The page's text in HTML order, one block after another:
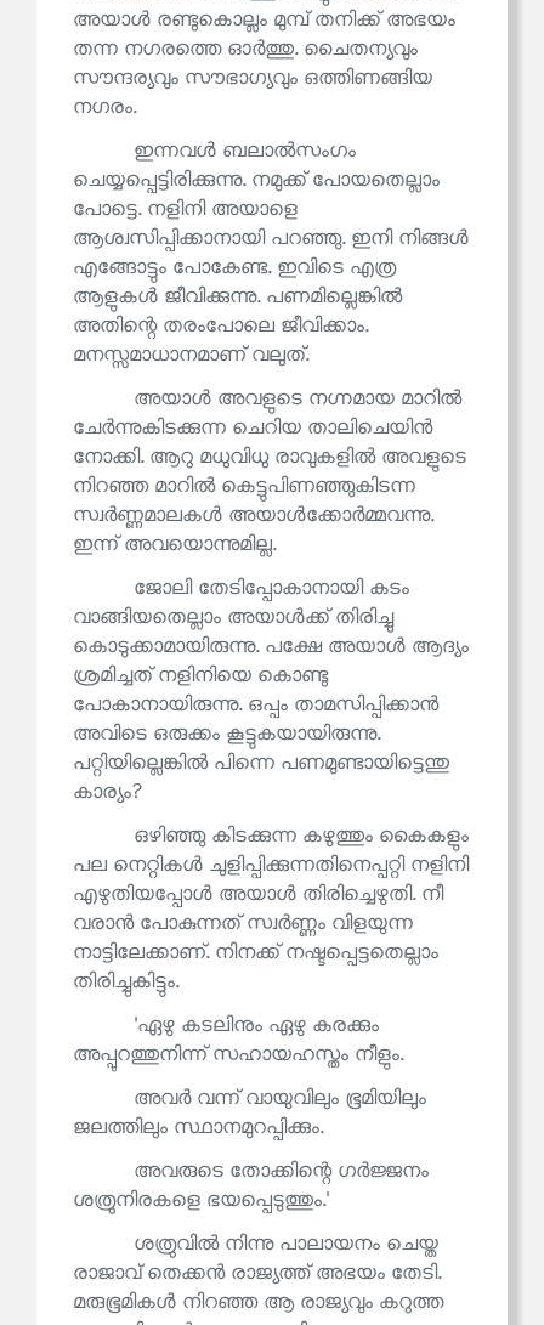
അയാൾ രണ്ടുകൊല്ലം മുമ്പ് തനിക്ക് അഭയം
തന്ന നഗരത്തെ ഓർത്തു. ചൈതന്യവും
സൗന്ദര്യവും സൗഭാഗ്യവും ഒത്തിണങ്ങിയ
നഗരം.
ഇന്നവൾ ബലാൽസംഗം
ചെയ്യപ്പെട്ടിരിക്കുന്നു. നമുക്ക് പോയതെല്ലാം
പോട്ടെ. നളിനി അയാളെ
ആശ്വസിപ്പിക്കാനായി പറഞ്ഞു. ഇനി നിങ്ങൾ
എങ്ങോട്ടും പോകേണ്ട. ഇവിടെ എത്ര
ആളുകൾ ജീവിക്കുന്നു. പണമില്ലെങ്കിൽ
അതിന്റെ തരംപോലെ ജീവിക്കാം.
മനസ്സമാധാനമാണ് വലുത്.
അയാൾ അവളുടെ നഗ്നമായ മാറിൽ
ചേർന്നുകിടക്കുന്ന ചെറിയ താലിചെയിൻ
നോക്കി. ആറു മധുവിധു രാവുകളിൽ അവളുടെ
നിറഞ്ഞ മാറിൽ കെട്ടുപിണഞ്ഞുകിടന്ന
സ്വർണ്ണമാലകൾ അയാൾക്കോർമ്മവന്നു.
ഇന്ന് അവയൊന്നുമില്ല.
ജോലി തേടിപ്പോകാനായി കടം
വാങ്ങിയതെല്ലാം അയാൾക്ക് തിരിച്ചു
കൊടുക്കാമായിരുന്നു. പക്ഷേ അയാൾ ആദ്യം
ശ്രമിച്ചത് നളിനിയെ കൊണ്ടു
പോകാനായിരുന്നു. ഒപ്പം താമസിപ്പിക്കാൻ
അവിടെ ഒരുക്കം കൂട്ടുകയായിരുന്നു.
പറ്റിയില്ലെങ്കിൽ പിന്നെ പണമുണ്ടായിട്ടെന്തു
കാര്യം?
ഒഴിഞ്ഞു കിടക്കുന്ന കഴുത്തും കൈകളും
പല നെറ്റികൾ ചുളിപ്പിക്കുന്നതിനെപ്പറ്റി നളിനി
എഴുതിയപ്പോൾ അയാൾ തിരിച്ചെഴുതി. നീ
വരാൻ പോകുന്നത് സ്വർണ്ണം വിളയുന്ന
നാട്ടിലേക്കാണ്. നിനക്ക് നഷ്ടപ്പെട്ടതെല്ലാം
തിരിച്ചുകിട്ടും.
'ഏഴു കടലിനും ഏഴു കരക്കും
അപ്പുറത്തുനിന്ന് സഹായഹസ്തം നീളും.
അവർ വന്ന് വായുവിലും ഭൂമിയിലും
ജലത്തിലും സ്ഥാനമുറപ്പിക്കും.
അവരുടെ തോക്കിന്റെ ഗർജ്ജനം
ശത്രുനിരകളെ ഭയപ്പെടുത്തും.'
ശത്രുവിൽ നിന്നു പാലായനം ചെയ്ത
രാജാവ് തെക്കൻ രാജ്യത്ത് അഭയം തേടി.
മരുഭൂമികൾ നിറഞ്ഞ ആ രാജ്യവും കറുത്ത